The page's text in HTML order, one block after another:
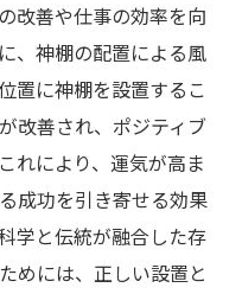
改善や仕事の効率を向
、神棚の配置による風
置に神棚を設置するこ
改善され、ポジティブ
れにより、運気が高ま
成功を引き寄せる効果
学と伝統が融合した存
めには、正しい設置と